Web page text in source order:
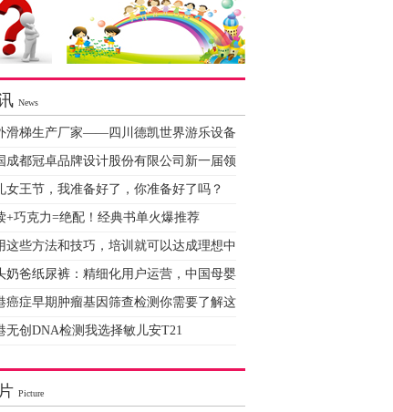
News
滑梯生产厂家——四川德凯世界游乐设备
成都冠卓品牌设计股份有限公司新一届领
女王节，我准备好了，你准备好了吗？
+巧克力=绝配！经典书单火爆推荐
这些方法和技巧，培训就可以达成理想中
奶爸纸尿裤：精细化用户运营，中国母婴
癌症早期肿瘤基因筛查检测你需要了解这
无创DNA检测我选择敏儿安T21
Picture